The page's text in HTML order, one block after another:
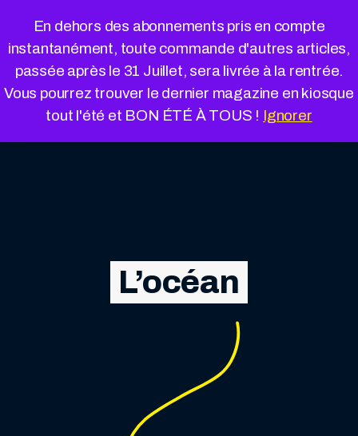
En dehors des abonnements pris en compte
instantanément, toute commande d'autres articles,
passée après le 31 Juillet, sera livrée à la rentrée.
Vous pourrez trouver le dernier magazine en kiosque
tout l'été et BON ÉTÉ À TOUS ! Ignorer
L’océan